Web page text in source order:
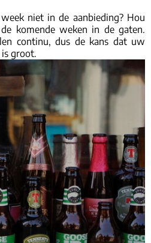
niet in de aanbieding? Hou
komende weken in de gaten.
continu, dus de kans dat uw
groot.